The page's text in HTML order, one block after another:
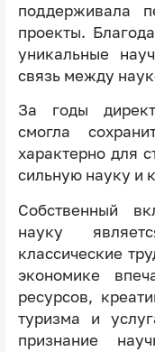
поддерживала
проекты.
уникальные
связь между
За годы
смогла
характерно для
сильную науку и
Собственный
науку
классические
экономике
ресурсов,
туризма и
признание